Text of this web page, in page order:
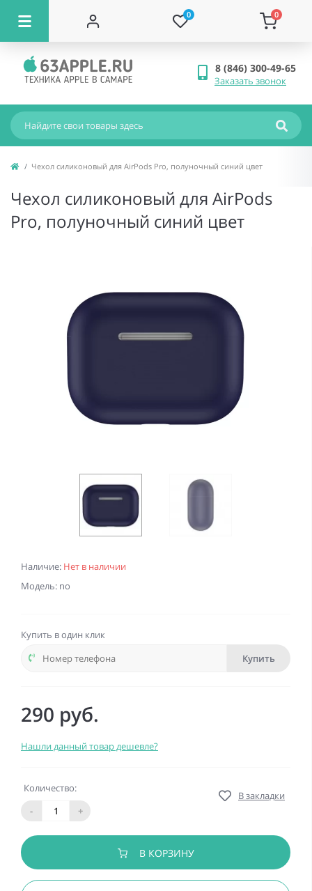
0 0
8 (846) 300-49-65
Заказать звонок
Чехол силиконовый для AirPods Pro, полуночный синий цвет
Чехол силиконовый для AirPods
Pro, полуночный синий цвет
Наличие: Нет в наличии
Модель: no
Купить в один клик
Купить
290 руб.
Нашли данный товар дешевле?
Количество:
-
+
В закладки
В КОРЗИНУ